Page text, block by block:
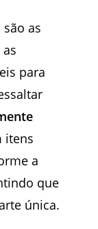
são as
para
itens
a
que
única.